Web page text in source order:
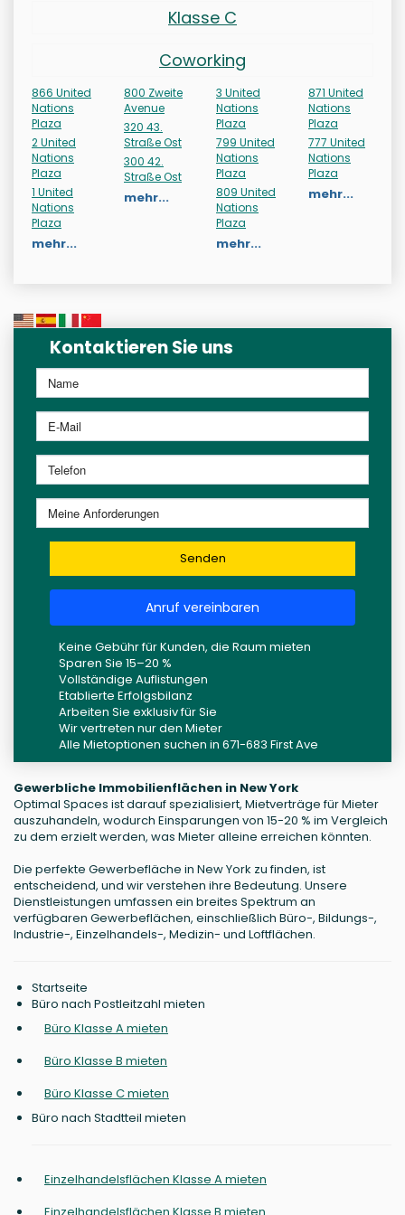
Klasse C
Coworking
866 United
Nations
Plaza
2 United
Nations
Plaza
1 United
Nations
Plaza
mehr...
800 Zweite
Avenue
320 43.
Straße Ost
300 42.
Straße Ost
mehr...
3 United
Nations
Plaza
799 United
Nations
Plaza
809 United
Nations
Plaza
mehr...
871 United
Nations
Plaza
777 United
Nations
Plaza
mehr...
Kontaktieren Sie uns
Senden
Anruf vereinbaren
Keine Gebühr für Kunden, die Raum mieten
Sparen Sie 15–20 %
Vollständige Auflistungen
Etablierte Erfolgsbilanz
Arbeiten Sie exklusiv für Sie
Wir vertreten nur den Mieter
Alle Mietoptionen suchen in 671-683 First Ave
Gewerbliche Immobilienflächen in New York
Optimal Spaces ist darauf spezialisiert, Mietverträge für Mieter
auszuhandeln, wodurch Einsparungen von 15-20 % im Vergleich
zu dem erzielt werden, was Mieter alleine erreichen könnten.
Die perfekte Gewerbefläche in New York zu finden, ist
entscheidend, und wir verstehen ihre Bedeutung. Unsere
Dienstleistungen umfassen ein breites Spektrum an
verfügbaren Gewerbeflächen, einschließlich Büro-, Bildungs-,
Industrie-, Einzelhandels-, Medizin- und Loftflächen.
Startseite
Büro nach Postleitzahl mieten
Büro Klasse A mieten
Büro Klasse B mieten
Büro Klasse C mieten
Büro nach Stadtteil mieten
Einzelhandelsflächen Klasse A mieten